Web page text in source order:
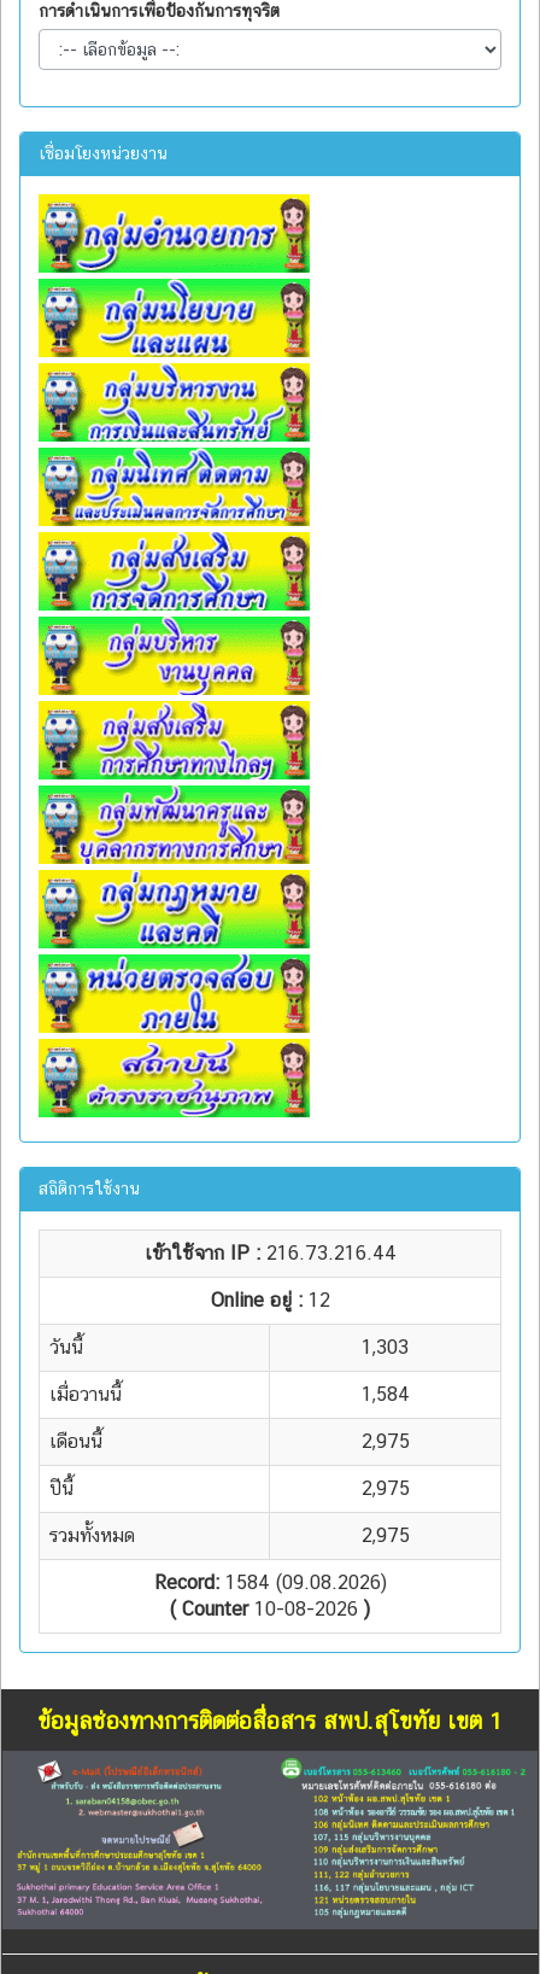
การดำเนินการเพื่อป้องกันการทุจริต
เชื่อมโยงหน่วยงาน
สถิติการใช้งาน
เข้าใช้จาก IP : 216.73.216.44
Online อยู่ : 12
วันนี้ 1,303
เมื่อวานนี้ 1,584
เดือนนี้ 2,975
ปีนี้ 2,975
รวมทั้งหมด 2,975
Record:1584 (09.08.2026)
( Counter10-08-2026 )
ข้อมูลช่องทางการติดต่อสื่อสาร สพป.สุโขทัย เขต 1